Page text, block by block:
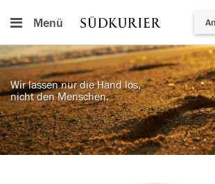
Menü
Wir lassen nur die Hand los,
nicht den Menschen.